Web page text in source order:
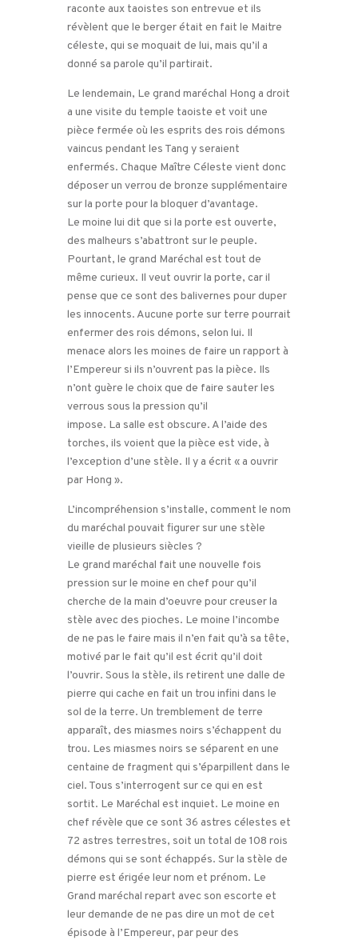
raconte aux taoistes son entrevue et ils
révèlent que le berger était en fait le Maitre
céleste, qui se moquait de lui, mais qu’il a
donné sa parole qu’il partirait.
Le lendemain, Le grand maréchal Hong a droit
a une visite du temple taoiste et voit une
pièce fermée où les esprits des rois démons
vaincus pendant les Tang y seraient
enfermés. Chaque Maître Céleste vient donc
déposer un verrou de bronze supplémentaire
sur la porte pour la bloquer d’avantage.
Le moine lui dit que si la porte est ouverte,
des malheurs s’abattront sur le peuple.
Pourtant, le grand Maréchal est tout de
même curieux. Il veut ouvrir la porte, car il
pense que ce sont des balivernes pour duper
les innocents. Aucune porte sur terre pourrait
enfermer des rois démons, selon lui. Il
menace alors les moines de faire un rapport à
l’Empereur si ils n’ouvrent pas la pièce. Ils
n’ont guère le choix que de faire sauter les
verrous sous la pression qu’il
impose. La salle est obscure. A l’aide des
torches, ils voient que la pièce est vide, à
l’exception d’une stèle. Il y a écrit « a ouvrir
par Hong ».
L’incompréhension s’installe, comment le nom
du maréchal pouvait figurer sur une stèle
vieille de plusieurs siècles ?
Le grand maréchal fait une nouvelle fois
pression sur le moine en chef pour qu’il
cherche de la main d’oeuvre pour creuser la
stèle avec des pioches. Le moine l’incombe
de ne pas le faire mais il n’en fait qu’à sa tête,
motivé par le fait qu’il est écrit qu’il doit
l’ouvrir. Sous la stèle, ils retirent une dalle de
pierre qui cache en fait un trou infini dans le
sol de la terre. Un tremblement de terre
apparaît, des miasmes noirs s’échappent du
trou. Les miasmes noirs se séparent en une
centaine de fragment qui s’éparpillent dans le
ciel. Tous s’interrogent sur ce qui en est
sortit. Le Maréchal est inquiet. Le moine en
chef révèle que ce sont 36 astres célestes et
72 astres terrestres, soit un total de 108 rois
démons qui se sont échappés. Sur la stèle de
pierre est érigée leur nom et prénom. Le
Grand maréchal repart avec son escorte et
leur demande de ne pas dire un mot de cet
épisode à l’Empereur, par peur des